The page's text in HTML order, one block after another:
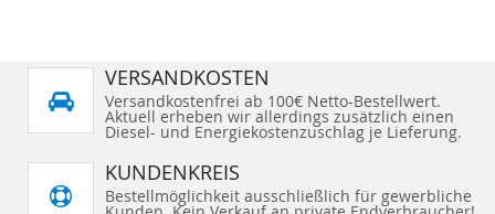
VERSANDKOSTEN
Versandkostenfrei ab 100€ Netto-Bestellwert.
Aktuell erheben wir allerdings zusätzlich einen
Diesel- und Energiekostenzuschlag je Lieferung.
KUNDENKREIS
Bestellmöglichkeit ausschließlich für gewerbliche